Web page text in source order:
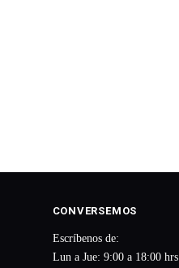
CONVERSEMOS
Escríbenos de:
Lun a Jue: 9:00 a 18:00 hrs.